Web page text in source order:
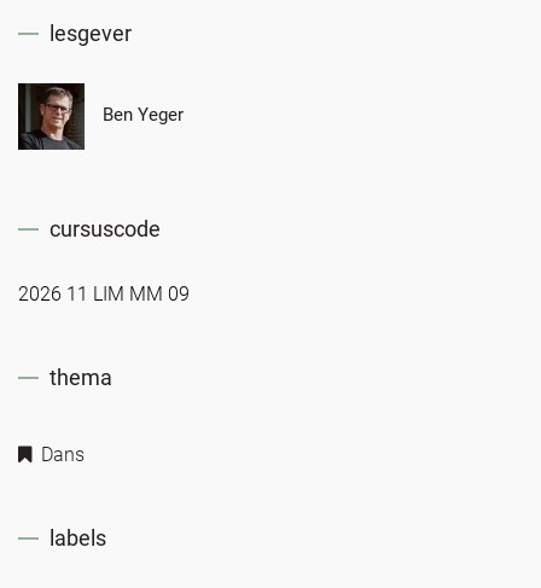
lesgever
Ben Yeger
cursuscode
2026 11 LIM MM 09
thema
Dans
labels